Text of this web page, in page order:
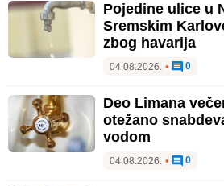
Pojedine ulice u
Sremskim
zbog havarija
04.08.2026. • 0
Deo Limana
otežano
vodom
04.08.2026. • 0